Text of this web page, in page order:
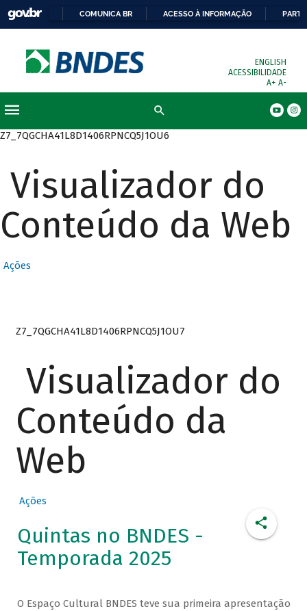
COMUNICA BR ACESSO À INFORMAÇÃO
ENGLISH
ACESSIBILIDADE
A+ A-
Z7_7QGCHA41L8D1406RPNCQ5J1OU6
Visualizador do
Conteúdo da Web
Ações
Z7_7QGCHA41L8D1406RPNCQ5J1OU7
Visualizador do
Conteúdo da
Web
Ações
Quintas no BNDES -
Temporada 2025
O Espaço Cultural BNDES teve sua primeira apresentação